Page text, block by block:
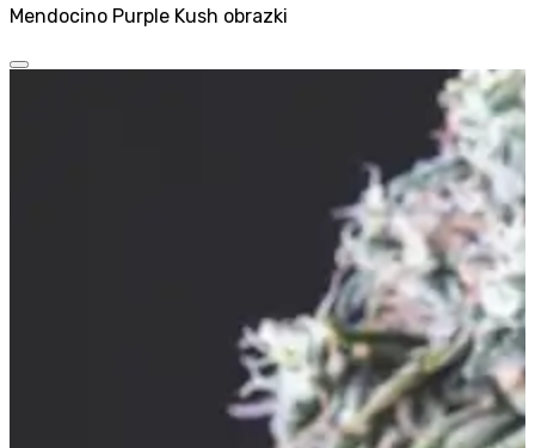
Mendocino Purple Kush obrazki